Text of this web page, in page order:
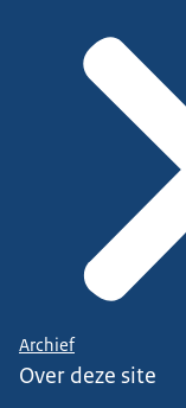
Archief
Over deze site